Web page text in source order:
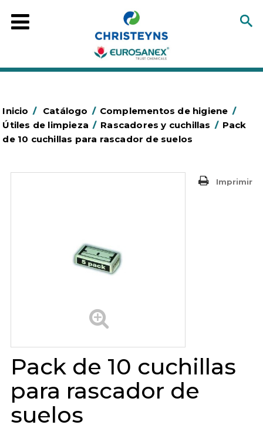
Inicio / Catálogo / Complementos de higiene /
Útiles de limpieza / Rascadores y cuchillas / Pack
de 10 cuchillas para rascador de suelos
Imprimir
Pack de 10 cuchillas
para rascador de
suelos